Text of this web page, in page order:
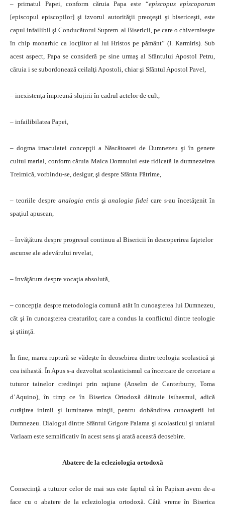
– primatul Papei, conform căruia Papa este “episcopus episcoporum
[episcopul episcopilor] şi izvorul autorităţii preoţeşti şi bisericeşti, este
capul infailibil şi Conducătorul Suprem al Bisericii, pe care o chiverniseşte
în chip monarhic ca locţiitor al lui Hristos pe pământ” (I. Karmiris). Sub
acest aspect, Papa se consideră pe sine urmaş al Sfântului Apostol Petru,
căruia i se subordonează ceilalţi Apostoli, chiar şi Sfântul Apostol Pavel,
– inexistenţa împreună-slujirii în cadrul actelor de cult,
– infailibilatea Papei,
– dogma imaculatei concepţii a Născătoarei de Dumnezeu şi în genere
cultul marial, conform căruia Maica Domnului este ridicată la dumnezeirea
Treimică, vorbindu-se, desigur, şi despre Sfânta Pătrime,
– teoriile despre analogia entisşianalogia fidei care s-au încetăţenit în
spaţiul apusean,
– învăţătura despre progresul continuu al Bisericii în descoperirea faţetelor
ascunse ale adevărului revelat,
– învăţătura despre vocaţia absolută,
– concepţia despre metodologia comună atât în cunoaşterea lui Dumnezeu,
cât şi în cunoaşterea creaturilor, care a condus la conflictul dintre teologie
şi ştiință.
În fine, marea ruptură se vădeşte în deosebirea dintre teologia scolastică şi
cea isihastă. În Apus s-a dezvoltat scolasticismul ca încercare de cercetare a
tuturor tainelor credinţei prin raţiune (Anselm de Canterburry, Toma
d’Aquino), în timp ce în Biserica Ortodoxă dăinuie isihasmul, adică
curăţirea inimii şi luminarea minţii, pentru dobândirea cunoaşterii lui
Dumnezeu. Dialogul dintre Sfântul Grigore Palama şi scolasticul şi uniatul
Varlaam este semnificativ în acest sens şi arată această deosebire.
Abatere de la ecleziologia ortodoxă
Consecinţă a tuturor celor de mai sus este faptul că în Papism avem de-a
face cu o abatere de la ecleziologia ortodoxă. Câtă vreme în Biserica